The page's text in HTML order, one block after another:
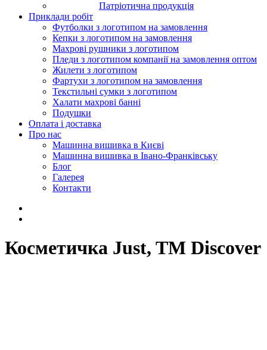
Патріотична продукція
Приклади робіт
Футболки з логотипом на замовлення
Кепки з логотипом на замовлення
Махрові рушники з логотипом
Пледи з логотипом компанії на замовлення оптом
Жилети з логотипом
Фартухи з логотипом на замовлення
Текстильні сумки з логотипом
Халати махрові банні
Подушки
Оплата і доставка
Про нас
Машинна вишивка в Києві
Машинна вишивка в Івано-Франківську
Блог
Галерея
Контакти
Косметичка Just, TM Discover